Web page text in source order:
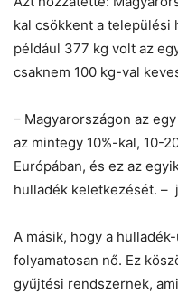
kal csökkent a települési
például 377 kg volt az
csaknem 100 kg-val
– Magyarországon az
az mintegy 10%-kal, 10-
Európában, és ez az
hulladék keletkezését. –
A másik, hogy a
folyamatosan nő. Ez
gyűjtési rendszernek,